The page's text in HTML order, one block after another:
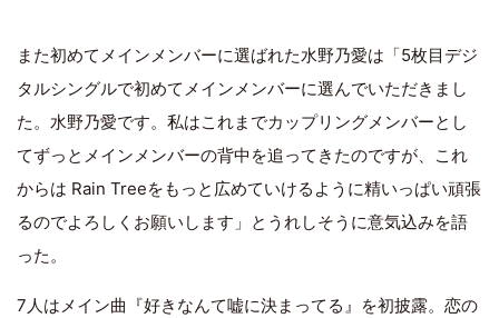
また初めてメインメンバーに選ばれた水野乃愛は「5枚目デジ
タルシングルで初めてメインメンバーに選んでいただきまし
た。水野乃愛です。私はこれまでカップリングメンバーとし
てずっとメインメンバーの背中を追ってきたのですが、これ
からは Rain Treeをもっと広めていけるように精いっぱい頑張
るのでよろしくお願いします」とうれしそうに意気込みを語
った。
7人はメイン曲『好きなんて嘘に決まってる』を初披露。恋の